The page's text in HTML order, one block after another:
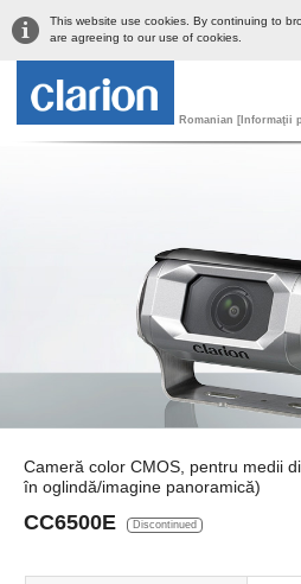
This website use cookies. By continuing to
are agreeing to our use of cookies.
Romanian [Informaţii
Cameră color CMOS, pentru medii
în oglindă/imagine panoramică)
CC6500E Discontinued